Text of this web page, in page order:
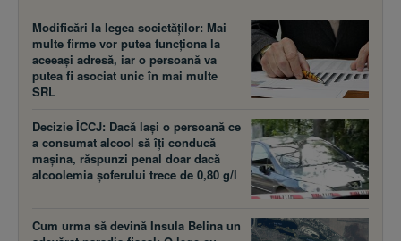
Modificări la legea societăţilor: Mai
multe firme vor putea funcţiona la
aceeaşi adresă, iar o persoană va
putea fi asociat unic în mai multe
SRL
Decizie ÎCCJ: Dacă laşi o persoană ce
a consumat alcool să îţi conducă
maşina, răspunzi penal doar dacă
alcoolemia şoferului trece de 0,80 g/l
Cum urma să devină Insula Belina un